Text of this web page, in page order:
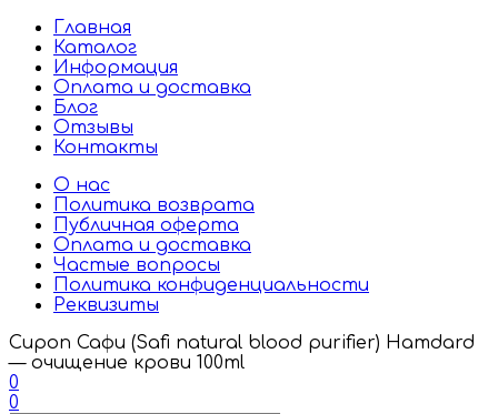
Главная
Каталог
Информация
Оплата и доставка
Блог
Отзывы
Контакты
О нас
Политика возврата
Публичная оферта
Оплата и доставка
Частые вопросы
Политика конфиденциальности
Реквизиты
Сироп Сафи (Safi natural blood purifier) Hamdard
— очищение крови 100ml
0
0